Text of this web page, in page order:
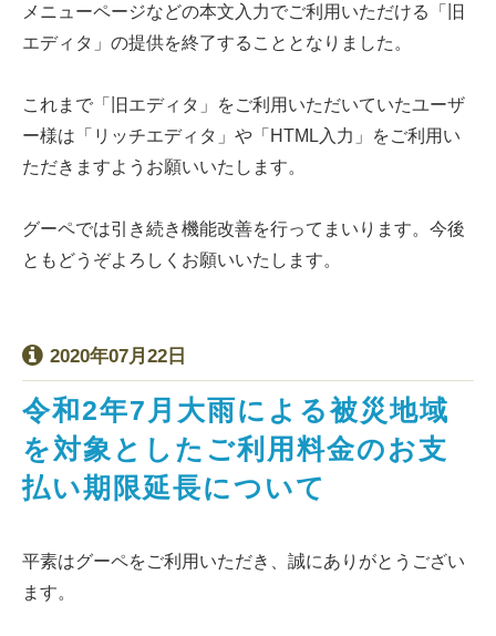
メニューページなどの本文入力でご利用いただける「旧
エディタ」の提供を終了することとなりました。
これまで「旧エディタ」をご利用いただいていたユーザ
ー様は「リッチエディタ」や「HTML入力」をご利用い
ただきますようお願いいたします。
グーペでは引き続き機能改善を行ってまいります。今後
ともどうぞよろしくお願いいたします。
2020年07月22日
令和2年7月大雨による被災地域
を対象としたご利用料金のお支
払い期限延長について
平素はグーペをご利用いただき、誠にありがとうござい
ます。